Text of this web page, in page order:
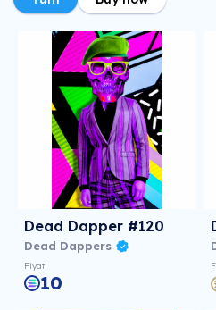
Dead Dapper #120
Dead Dappers
Fiyat
10